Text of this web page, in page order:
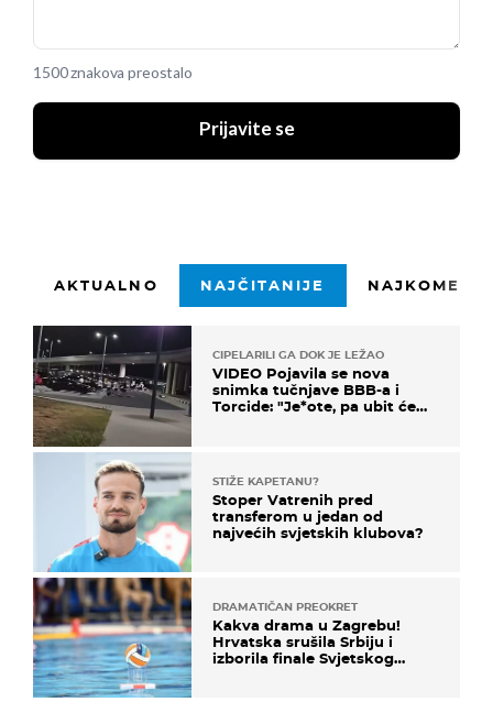
1500 znakova preostalo
Prijavite se
AKTUALNO NAJČITANIJE
CIPELARILI GA DOK JE LEŽAO
VIDEO Pojavila se nova
snimka tučnjave BBB-a i
Torcide: "Je*ote, pa ubit će
STIŽE KAPETANU?
Stoper Vatrenih pred
transferom u jedan od
najvećih svjetskih klubova?
DRAMATIČAN PREOKRET
Kakva drama u Zagrebu!
Hrvatska srušila Srbiju i
izborila finale Svjetskog